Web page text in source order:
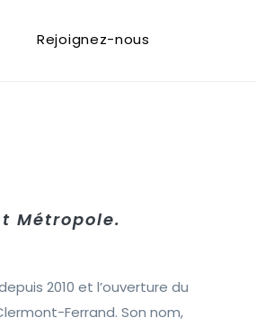
Rejoignez-nous
Métropole.
2010 et l’ouverture du
Ferrand. Son nom,